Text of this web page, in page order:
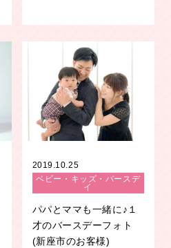
2019.10.25
ベビー・キッズ・バースデ
イ
パパとママも一緒に♪１
才のバースデーフォト
(新座市のお客様)